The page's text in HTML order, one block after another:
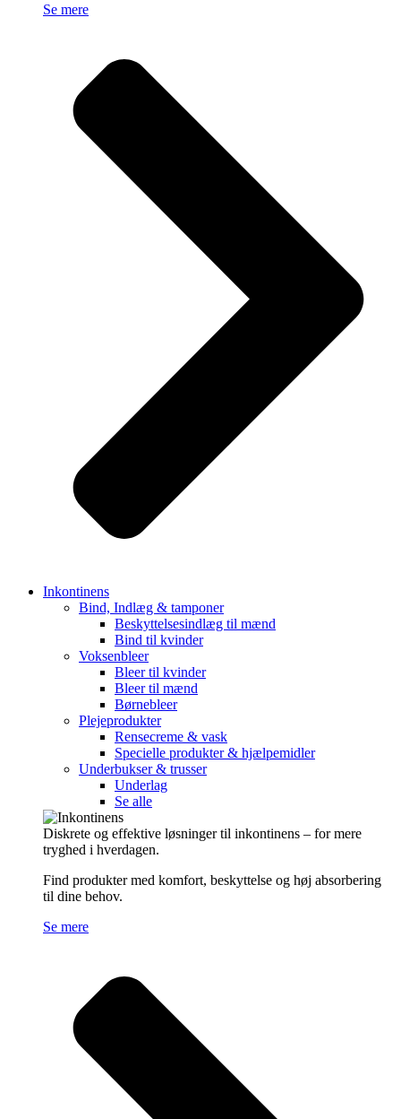
Se mere
Inkontinens
Bind, Indlæg & tamponer
Beskyttelsesindlæg til mænd
Bind til kvinder
Voksenbleer
Bleer til kvinder
Bleer til mænd
Børnebleer
Plejeprodukter
Rensecreme & vask
Specielle produkter & hjælpemidler
Underbukser & trusser
Underlag
Se alle
Diskrete og effektive løsninger til inkontinens – for mere
tryghed i hverdagen.
Find produkter med komfort, beskyttelse og høj absorbering
til dine behov.
Se mere